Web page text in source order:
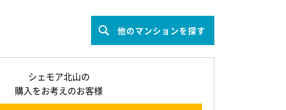
他のマンションを探す
シェモア北山の
購入をお考えのお客様